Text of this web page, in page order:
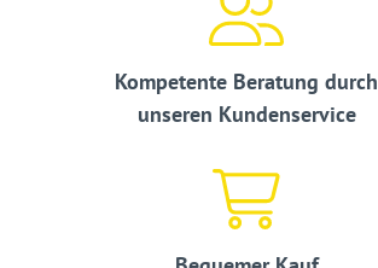
Kompetente Beratung durch
unseren Kundenservice